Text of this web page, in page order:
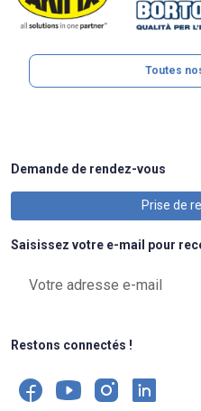
Toutes
Demande de rendez-vous
Prise de
Saisissez votre e-mail pour
Restons connectés !